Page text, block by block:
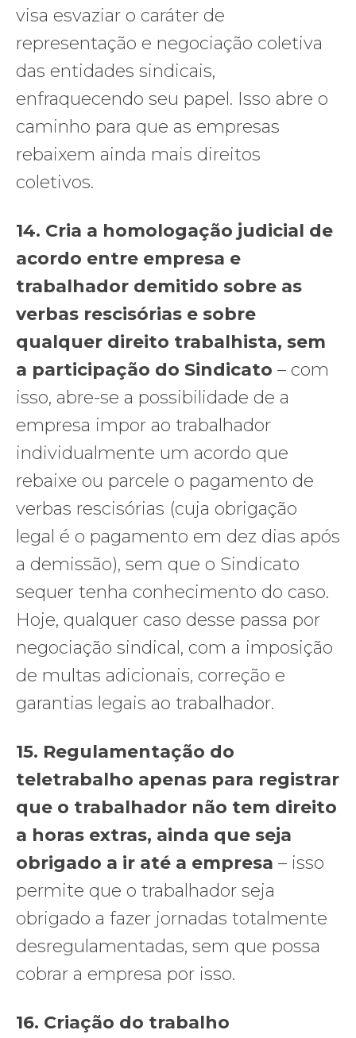
visa esvaziar o caráter de
representação e negociação coletiva
das entidades sindicais,
enfraquecendo seu papel. Isso abre o
caminho para que as empresas
rebaixem ainda mais direitos
coletivos.
14. Cria a homologação judicial de
acordo entre empresa e
trabalhador demitido sobre as
verbas rescisórias e sobre
qualquer direito trabalhista, sem
a participação do Sindicato – com
isso, abre-se a possibilidade de a
empresa impor ao trabalhador
individualmente um acordo que
rebaixe ou parcele o pagamento de
verbas rescisórias (cuja obrigação
legal é o pagamento em dez dias após
a demissão), sem que o Sindicato
sequer tenha conhecimento do caso.
Hoje, qualquer caso desse passa por
negociação sindical, com a imposição
de multas adicionais, correção e
garantias legais ao trabalhador.
15. Regulamentação do
teletrabalho apenas para registrar
que o trabalhador não tem direito
a horas extras, ainda que seja
obrigado a ir até a empresa – isso
permite que o trabalhador seja
obrigado a fazer jornadas totalmente
desregulamentadas, sem que possa
cobrar a empresa por isso.
16. Criação do trabalho